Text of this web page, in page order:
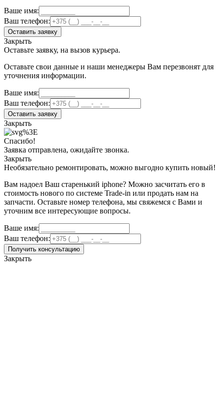
Ваше имя:
Ваш телефон:
Оставить заявку
Закрыть
Оставьте заявку, на вызов курьера.
Оставьте свои данные и наши менеджеры Вам перезвонят для
уточнения информации.
Ваше имя:
Ваш телефон:
Оставить заявку
Закрыть
Спасибо!
Заявка отправлена, ожидайте звонка.
Закрыть
Необязательно ремонтировать, можно выгодно купить новый!
Вам надоел Ваш старенький iphone? Можно засчитать его в
стоимость нового по системе Trade-in или продать нам на
запчасти. Оставьте номер телефона, мы свяжемся с Вами и
уточним все интересующие вопросы.
Ваше имя:
Ваш телефон:
Получить консультацию
Закрыть